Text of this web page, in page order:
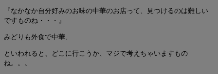
『なかなか自分好みのお味の中華のお店って、見つけるのは難しい
ですものね・・・』
みどりも外食で中華、
といわれると、どこに行こうか、マジで考えちゃいますもの
ね。。。